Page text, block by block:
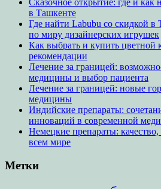
Сказочное открытие: где и как
в Ташкенте
Где найти Labubu со скидкой в
по миру дизайнерских игрушек
Как выбрать и купить
рекомендации
Лечение за границей:
медицины и выбор пациента
Лечение за границей: новые
медицины
Индийские препараты:
инноваций в современной
Немецкие препараты:
всем мире
Метки